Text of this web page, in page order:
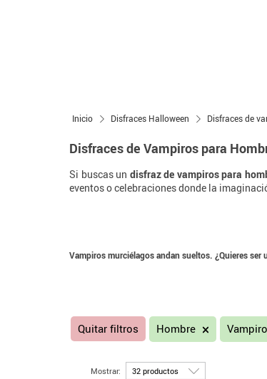
Inicio Disfraces Halloween Disfraces de
Disfraces de Vampiros para
Si buscas un disfraz de vampiros para
eventos o celebraciones donde la
Vampiros murciélagos andan sueltos. ¿Quieres ser
Quitar filtros Hombre
Mostrar: